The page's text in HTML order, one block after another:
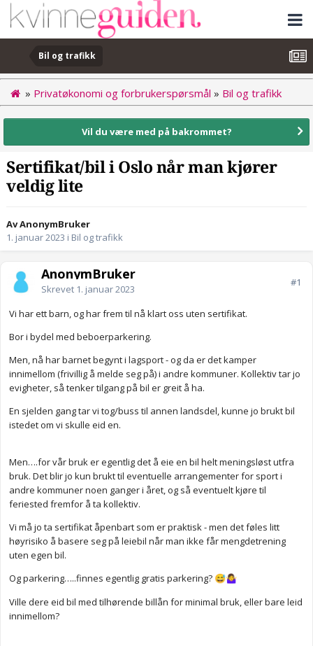
Bil og trafikk
» Privatøkonomi og forbrukerspørsmål » Bil og trafikk
Vil du være med på bakrommet?
Sertifikat/bil i Oslo når man kjører
veldig lite
Av AnonymBruker
1. januar 2023 i Bil og trafikk
AnonymBruker
Skrevet 1. januar 2023
#1
Vi har ett barn, og har frem til nå klart oss uten sertifikat.
Bor i bydel med beboerparkering.
Men, nå har barnet begynt i lagsport - og da er det kamper
innimellom (frivillig å melde seg på) i andre kommuner. Kollektiv tar jo
evigheter, så tenker tilgang på bil er greit å ha.
En sjelden gang tar vi tog/buss til annen landsdel, kunne jo brukt bil
istedet om vi skulle eid en.
Men….for vår bruk er egentlig det å eie en bil helt meningsløst utfra
bruk. Det blir jo kun brukt til eventuelle arrangementer for sport i
andre kommuner noen ganger i året, og så eventuelt kjøre til
feriested fremfor å ta kollektiv.
Vi må jo ta sertifikat åpenbart som er praktisk - men det føles litt
høyrisiko å basere seg på leiebil når man ikke får mengdetrening
uten egen bil.
Og parkering…..finnes egentlig gratis parkering? 😅🤷‍♀️
Ville dere eid bil med tilhørende billån for minimal bruk, eller bare leid
innimellom?